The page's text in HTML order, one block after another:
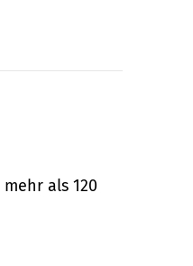
als 120